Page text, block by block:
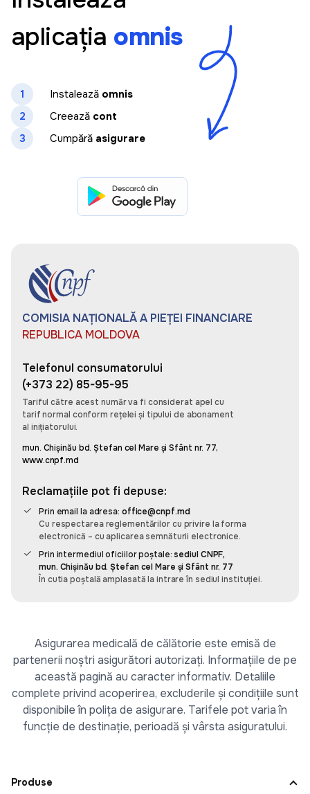
clar și doar în cateva clickuri am putut sa cumpar
o asigurare pentru mașina mea. Am căutat demult
o astfel de soluție care să-mi permită să aleg într-
un singur loc între mai mulți vinzatori de asigurari
fara a fi necesara prezenta mea fizica. Recomand
la toti #omnis
Întotdeauna dezamăgită cât de mult asigurare va
lupta împotriva clientului într-o cerere. Tocmai am
avut prima mea experiență bună cu depunerea.
Plăcut surprinsă cît de repede și ușor poți genera
și la următoarea asigurare pot să o creez doar în
câțiva pași simpli. Recomand aplicația pentru cei
care apreciază timpul și eficiența.
Sergiu Pascaru
Recomand, e super simplu să administrez
asigurările mașinilor din familiei și cele pe
companiei cu această aplicația omnis. E simplu și
intuitiv să adaugi o mașină și să faci asigurare. Am
datele familia salvate și cînd mergem în vacanță
fac asigurare cît ai spune pește.
Am fost surprins de cât de rapidă și prietenoasă a
fost experiența mea cu Omnis. De obicei, când
cumpăr ceva, am un pic de anxietate să nu
greșesc ceea ce introduc când completez
formularele. În Omnis, am introdus doar două
clar. Nu trebuie să pierd timp pe drum sau să
aplicația omnis
1 Instalează omnis
2
Creează cont
3
Cumpără asigurare
COMISIA NAȚIONALĂ A PIEȚEI FINANCIARE
REPUBLICA MOLDOVA
Telefonul consumatorului
(+373 22) 85-95-95
Tariful către acest număr va fi considerat apel cu
tarif normal conform rețelei și tipului de abonament
al inițiatorului.
mun. Chișinău bd. Ștefan cel Mare și Sfânt nr. 77,
www.cnpf.md
Reclamațiile pot fi depuse:
Prin email la adresa: office@cnpf.md
Cu respectarea reglementărilor cu privire la forma
electronică – cu aplicarea semnăturii electronice.
Prin intermediul oficiilor poștale: sediul CNPF,
mun. Chișinău bd. Ștefan cel Mare și Sfânt nr. 77
În cutia poștală amplasată la intrare în sediul instituției.
Asigurarea medicală de călătorie este emisă de
partenerii noștri asigurători autorizați. Informațiile de pe
această pagină au caracter informativ. Detaliile
complete privind acoperirea, excluderile și condițiile sunt
disponibile în polița de asigurare. Tarifele pot varia în
funcție de destinație, perioadă și vârsta asiguratului.
Produse